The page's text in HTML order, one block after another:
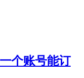
个账号能订